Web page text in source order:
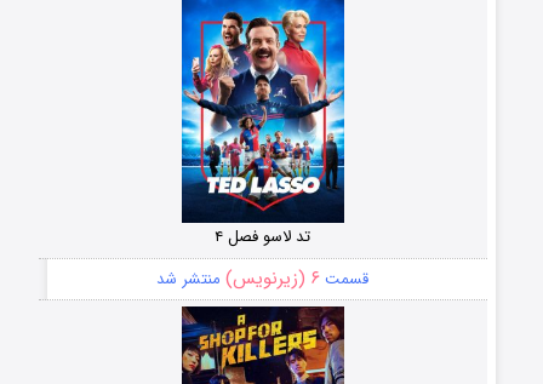
تد لاسو فصل ۴
قسمت ۶ (زیرنویس) منتشر شد